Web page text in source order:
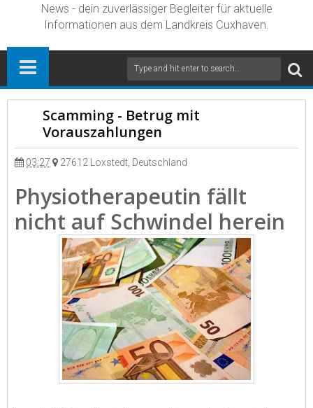
News - dein zuverlässiger Begleiter für aktuelle
Informationen aus dem Landkreis Cuxhaven.
Scamming - Betrug mit
Vorauszahlungen
03:27 27612 Loxstedt, Deutschland
Physiotherapeutin fällt
nicht auf Schwindel herein